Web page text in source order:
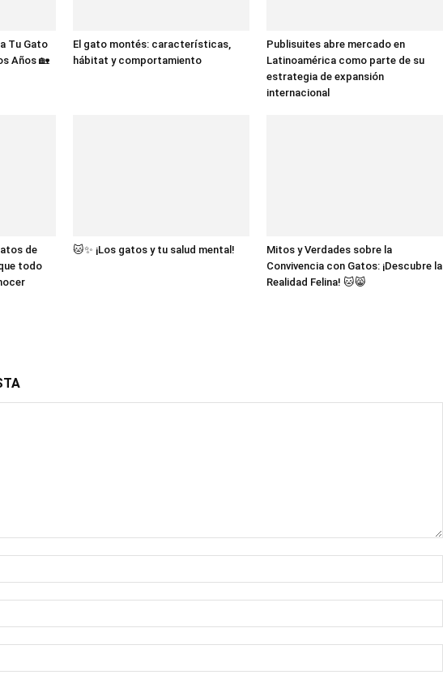
Tu Gato
Años 🏡
El gato montés: características,
hábitat y comportamiento
Publisuites abre mercado en
Latinoamérica como parte de su
estrategia de expansión
internacional
de
todo
🐱✨ ¡Los gatos y tu salud mental!
Mitos y Verdades sobre la
Convivencia con Gatos: ¡Descubre la
Realidad Felina! 🐱😸